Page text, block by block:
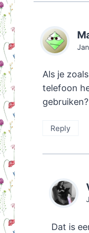
Als je
telefoon
gebruiken?
Reply
Dat is